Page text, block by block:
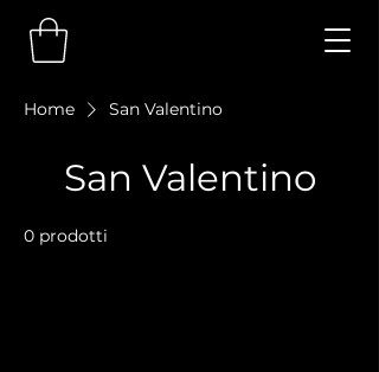
Home San Valentino
San Valentino
0 prodotti